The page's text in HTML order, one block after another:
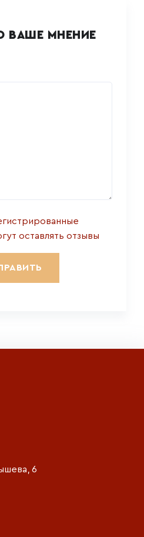
ВАШЕ МНЕНИЕ
оставлять отзывы
6